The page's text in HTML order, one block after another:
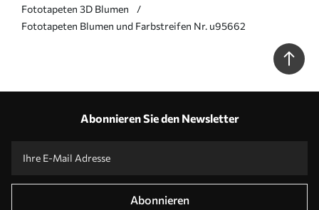
Fototapeten 3D Blumen
Fototapeten Blumen und Farbstreifen Nr. u95662
Abonnieren Sie den Newsletter
Abonnieren